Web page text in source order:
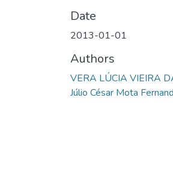
Date
2013-01-01
Authors
VERA LÚCIA VIEIRA
Júlio César Mota